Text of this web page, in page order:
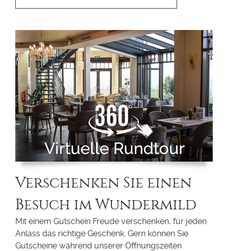
Verschenken Sie einen
Besuch im Wundermild
Mit einem Gutschein Freude verschenken, für jeden
Anlass das richtige Geschenk. Gern können Sie
Gutscheine während unserer Öffnungszeiten